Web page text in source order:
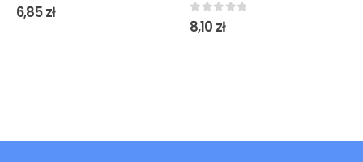
0out of 5
6,85zł 0out of 5
8,10 zł